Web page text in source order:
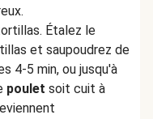
Étalez le
et saupoudrez de
4-5 min, ou jusqu'à
poulet soit cuit à